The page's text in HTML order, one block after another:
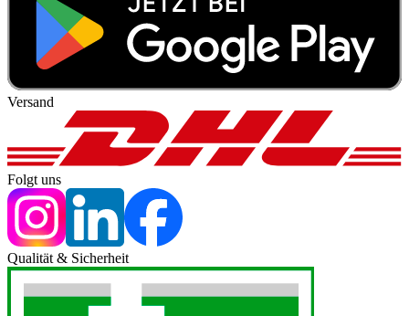
Versand
Folgt uns
Qualität & Sicherheit